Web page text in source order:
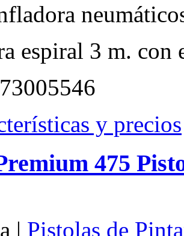
espiral 3 m. con
y precios
475
| Pistolas de